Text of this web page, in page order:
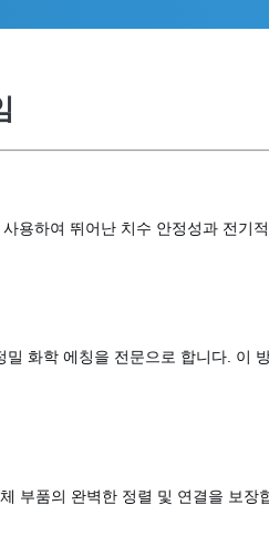
용하여 뛰어난 치수 안정성과 전기
화학 에칭을 전문으로 합니다. 이
부품의 완벽한 정렬 및 연결을 보장